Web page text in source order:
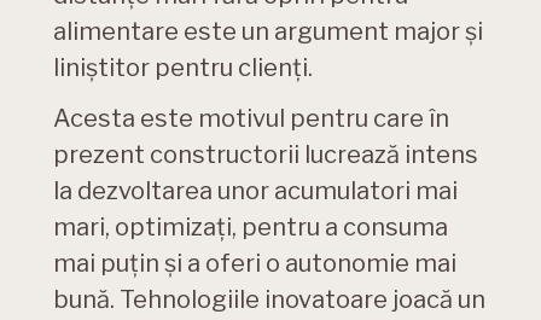
alimentare este un argument major și
liniștitor pentru clienți.
Acesta este motivul pentru care în
prezent constructorii lucrează intens
la dezvoltarea unor acumulatori mai
mari, optimizați, pentru a consuma
mai puțin și a oferi o autonomie mai
bună. Tehnologiile inovatoare joacă un